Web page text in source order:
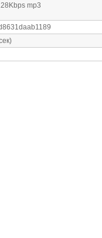
mp3